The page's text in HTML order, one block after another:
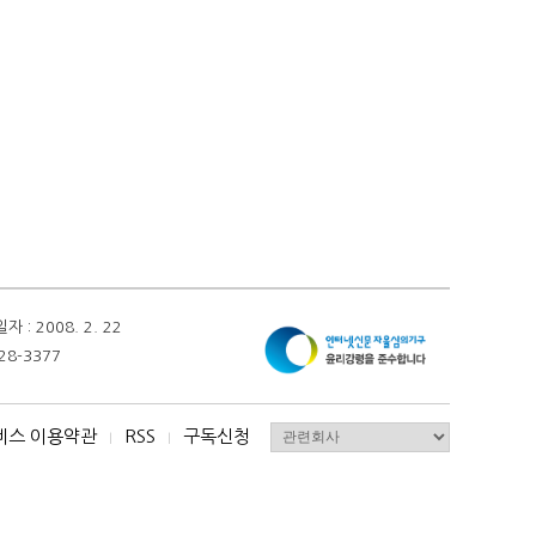
자 : 2008. 2. 22
3377
스 이용약관 I RSS I 구독신청